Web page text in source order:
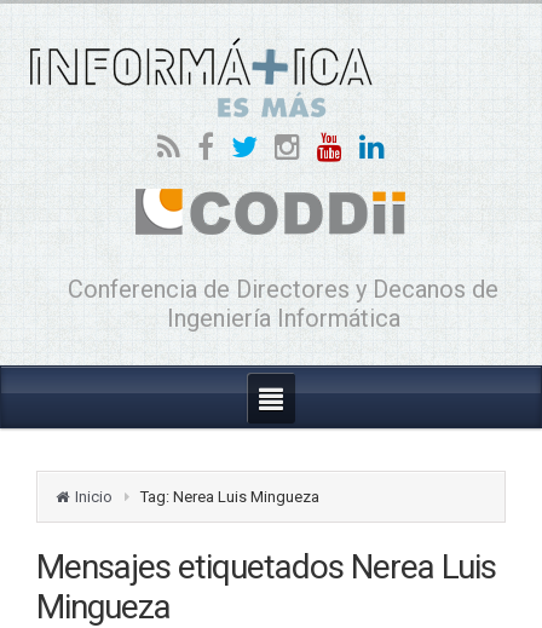
Conferencia de Directores y Decanos de
Ingeniería Informática
Inicio Tag: Nerea Luis Mingueza
Mensajes etiquetados Nerea Luis
Mingueza